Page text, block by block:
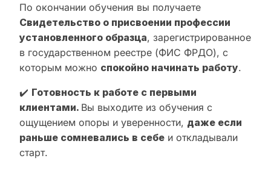
По окончании обучения вы получаете
Свидетельство о присвоении профессии
установленного образца, зарегистрированное
в государственном реестре (ФИС ФРДО), с
которым можно спокойно начинать работу.
✔️ Готовность к работе с первыми
клиентами. Вы выходите из обучения с
ощущением опоры и уверенности, даже если
раньше сомневались в себе и откладывали
старт.